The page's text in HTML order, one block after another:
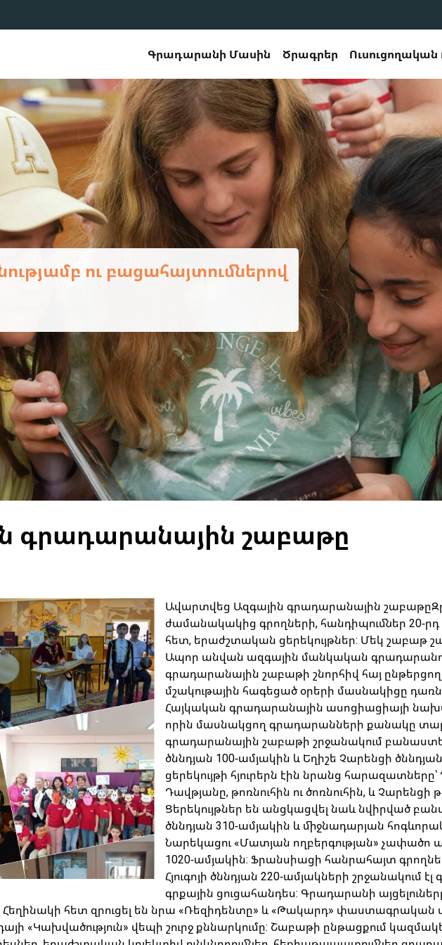
Գրադարանի Մասին Ծրագրեր Ուսուցողական
դասընթաց
գրադարանային շաբաթը
Ավարտվեց Ազգային գրադարանային
ժամանակակից գրողների, հանդիպումներ 20-
հետ, երաժշտական ցերեկույթներ: Մեկ շաբաթ
Ապոր անվան ազգային մանկական
գրադարանային շաբաթի շնորհիվ հայ
մշակութային հագեցած օրերի մասնակիցը
Հայկական գրադարանային ասոցիացիայի
որին մասնակցող գրադարանների քանակը
գրադարանային շաբաթի շրջանակում
ծննդյան 100-ամյակին և Եղիշե Չարենցի
ցերեկույթի հյուրերն էին նրանց
Դավթյանը, թոռնուհին ու ծոռնուհին, և Չարենցի
Ցերեկույթներ են անցկացվել նաև նվիրված
ծննդյան 310-ամյակին և միջնադարյան
Նարեկացու «Մատյան ողբերգության» չափածո
1020-ամյակին: Ֆրանսիացի հանրահայտ
Հյուգոյի ծննդյան 220-ամյակների շրջանակում
գրքային ցուցահանդես: Գրադարանի
հետ զրուցել են նրա «Ռեզիդենտը» և «Թակարդ» փաստագրական
«Կախվածություն» վեպի շուրջ քննարկումը: Շաբաթի ընթացքում